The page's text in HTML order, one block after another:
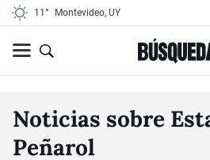
11° Montevideo, UY
Noticias sobre
Peñarol